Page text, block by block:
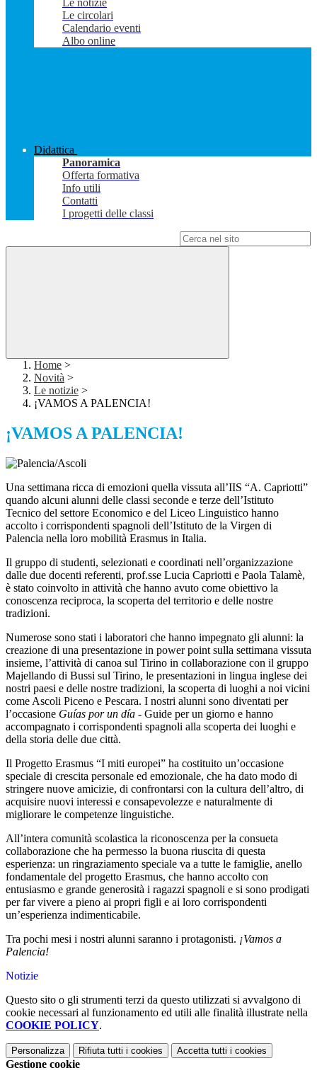
Le notizie
Le circolari
Calendario eventi
Albo online
Didattica
Panoramica
Offerta formativa
Info utili
Contatti
I progetti delle classi
Home >
Novità >
Le notizie >
¡VAMOS A PALENCIA!
¡VAMOS A PALENCIA!
Una settimana ricca di emozioni quella vissuta all’IIS “A. Capriotti”
quando alcuni alunni delle classi seconde e terze dell’Istituto
Tecnico del settore Economico e del Liceo Linguistico hanno
accolto i corrispondenti spagnoli dell’Istituto de la Virgen di
Palencia nella loro mobilità Erasmus in Italia.
Il gruppo di studenti, selezionati e coordinati nell’organizzazione
dalle due docenti referenti, prof.sse Lucia Capriotti e Paola Talamè,
è stato coinvolto in attività che hanno avuto come obiettivo la
conoscenza reciproca, la scoperta del territorio e delle nostre
tradizioni.
Numerose sono stati i laboratori che hanno impegnato gli alunni: la
creazione di una presentazione in power point sulla settimana vissuta
insieme, l’attività di canoa sul Tirino in collaborazione con il gruppo
Majellando di Bussi sul Tirino, le presentazioni in lingua inglese dei
nostri paesi e delle nostre tradizioni, la scoperta di luoghi a noi vicini
come Ascoli Piceno e Pescara. I nostri alunni sono diventati per
l’occasione Guías por un día - Guide per un giorno e hanno
accompagnato i corrispondenti spagnoli alla scoperta dei luoghi e
della storia delle due città.
Il Progetto Erasmus “I miti europei” ha costituito un’occasione
speciale di crescita personale ed emozionale, che ha dato modo di
stringere nuove amicizie, di confrontarsi con la cultura dell’altro, di
acquisire nuovi interessi e consapevolezze e naturalmente di
migliorare le competenze linguistiche.
All’intera comunità scolastica la riconoscenza per la consueta
collaborazione che ha permesso la buona riuscita di questa
esperienza: un ringraziamento speciale va a tutte le famiglie, anello
fondamentale del progetto Erasmus, che hanno accolto con
entusiasmo e grande generosità i ragazzi spagnoli e si sono prodigati
per far vivere a pieno ai propri figli e ai loro corrispondenti
un’esperienza indimenticabile.
Tra pochi mesi i nostri alunni saranno i protagonisti. ¡Vamos a
Palencia!
Notizie
Questo sito o gli strumenti terzi da questo utilizzati si avvalgono di
cookie necessari al funzionamento ed utili alle finalità illustrate nella
COOKIE POLICY.
Personalizza Rifiuta tutti i cookies Accetta tutti i cookies
Gestione cookie